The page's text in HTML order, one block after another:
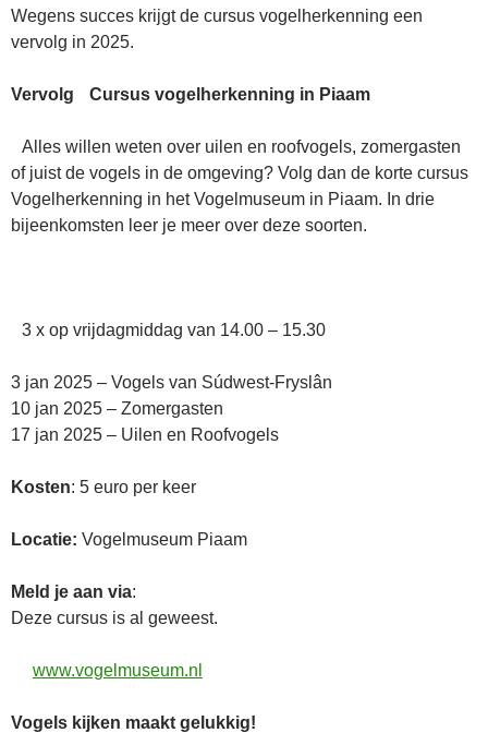
Wegens succes krijgt de cursus vogelherkenning een
vervolg in 2025.
Vervolg Cursus vogelherkenning in Piaam
Alles willen weten over uilen en roofvogels, zomergasten
of juist de vogels in de omgeving? Volg dan de korte cursus
Vogelherkenning in het Vogelmuseum in Piaam. In drie
bijeenkomsten leer je meer over deze soorten.
3 x op vrijdagmiddag van 14.00 – 15.30
3 jan 2025 – Vogels van Súdwest-Fryslân
10 jan 2025 – Zomergasten
17 jan 2025 – Uilen en Roofvogels
Kosten: 5 euro per keer
Locatie: Vogelmuseum Piaam
Meld je aan via:
Deze cursus is al geweest.
www.vogelmuseum.nl
Vogels kijken maakt gelukkig!